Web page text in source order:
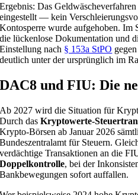
Ergebnis: Das
eingestellt — kein
Kontosperre wurde aufgehoben. Im
die lückenlose Dokumentation und
Einstellung nach § 153a StPO
deutlich unter der ursprünglich im
DAC8 und FIU: Die
Ab 2027 wird die Situation für
Durch dasKryptowerte-
Krypto-Börsen ab Januar 2026
Bundeszentralamt für Steuern.
verdächtige Transaktionen an die
Doppelkontrolle, bei der
Bankbewegungen sofort auffallen.